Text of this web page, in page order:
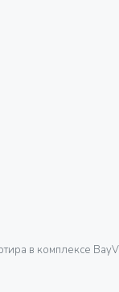
в комплексе